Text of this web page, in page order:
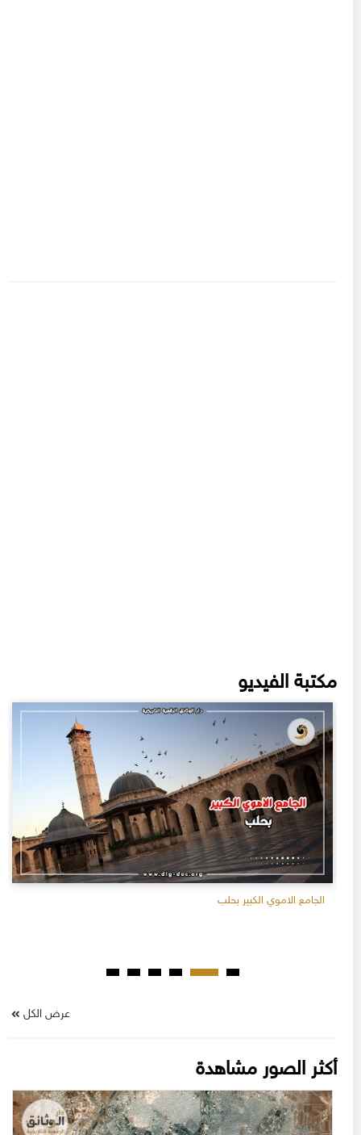
مكتبة الفيديو
الجامع الاموي الكبير بحلب
عرض الكل
أكثر الصور مشاهدة